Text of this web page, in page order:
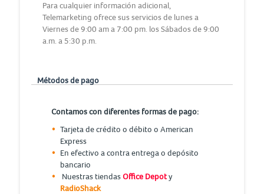
Para cualquier información adicional,
Telemarketing ofrece sus servicios de lunes a
Viernes de 9:00 am a 7:00 pm. los Sábados de 9:00
a.m. a 5:30 p.m.
Métodos de pago
Contamos con diferentes formas de pago:
Tarjeta de crédito o débito o American
Express
En efectivo a contra entrega o depósito
bancario
Nuestras tiendasOffice Depoty
RadioShack